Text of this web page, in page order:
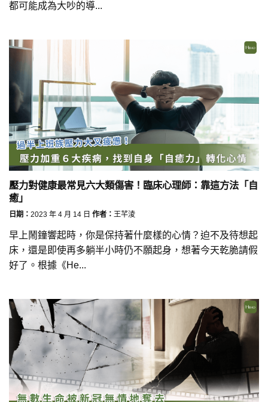
都可能成為大吵的導...
壓力對健康最常見六大類傷害！臨床心理師：靠這方法「自
癒」
日期： 2023 年 4 月 14 日 作者： 王芊淩
早上鬧鐘響起時，你是保持著什麼樣的心情？迫不及待想起
床，還是即使再多躺半小時仍不願起身，想著今天乾脆請假
好了。根據《He...